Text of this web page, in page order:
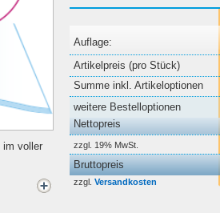
Auflage:
Artikelpreis (pro Stück)
Summe inkl. Artikeloptionen
weitere Bestelloptionen
Nettopreis
zzgl. 19% MwSt.
Bruttopreis
zzgl. Versandkosten
im voller